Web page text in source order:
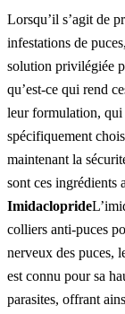
Lorsqu’il s’agit de
infestations de
solution privilégiée
qu’est-ce qui rend
leur formulation, qui
spécifiquement
maintenant la
sont ces ingrédients
Imidaclopride
colliers anti-puces
nerveux des puces,
est connu pour sa
parasites, offrant